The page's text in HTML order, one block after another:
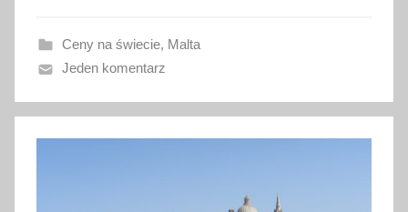
a
n
9
s
Ceny na świecie, Malta
Jeden komentarz